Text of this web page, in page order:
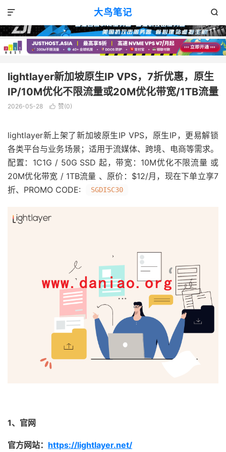
大鸟笔记 

VPS优惠
lightlayer新加坡原生IP VPS，7折优惠，原生
IP/10M优化不限流量或20M优化带宽/1TB流量
2026-05-28  赞(0)
lightlayer新上架了新加坡原生IP VPS，原生IP，更易解锁
各类平台与业务场景；适用于流媒体、跨境、电商等需求。
配置：1C1G / 50G SSD 起，带宽：10M优化不限流量 或
20M优化带宽 / 1TB流量 、原价：$12/月，现在下单立享7
折、PROMO CODE:
SGDISC30
1、官网
官方网站： https://lightlayer.net/